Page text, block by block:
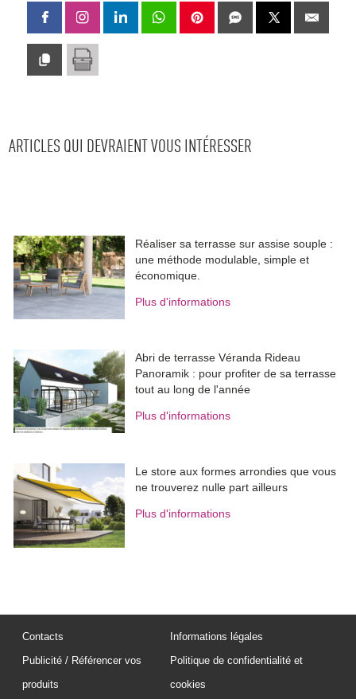
ARTICLES QUI DEVRAIENT VOUS INTÉRESSER
Réaliser sa terrasse sur assise souple :
une méthode modulable, simple et
économique.
Plus d'informations
Abri de terrasse Véranda Rideau
Panoramik : pour profiter de sa terrasse
tout au long de l'année
Plus d'informations
Le store aux formes arrondies que vous
ne trouverez nulle part ailleurs
Plus d'informations
Contacts
Publicité / Référencer vos
produits
Informations légales
Politique de confidentialité et
cookies